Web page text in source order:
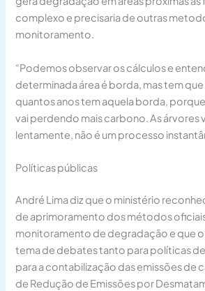
complexo e precisaria de outras
monitoramento.
“Podemos observar os cálculos e
determinada área é borda, mas tem
quantos anos tem aquela borda,
vai perdendo mais carbono. As árvores
lentamente, não é um processo
Políticas públicas
André Lima diz que o ministério
de aprimoramento dos métodos
monitoramento de degradação e que
tema de debates tanto para políticas
para a contabilização das emissões de
de Redução de Emissões por